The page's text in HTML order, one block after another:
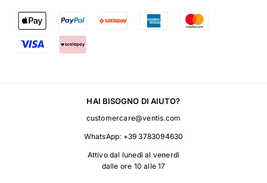
HAI BISOGNO DI AIUTO?
customercare@ventis.com
WhatsApp: +39 3783094630
Attivo dal lunedì al venerdì
dalle ore 10 alle 17